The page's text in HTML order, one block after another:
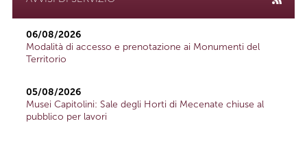
06/08/2026
Modalità di accesso e prenotazione ai Monumenti del
Territorio
05/08/2026
Musei Capitolini: Sale degli Horti di Mecenate chiuse al
pubblico per lavori